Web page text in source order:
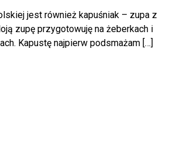
jest również kapuśniak – zupa z
zupę przygotowuję na żeberkach i
Kapustę najpierw podsmażam […]